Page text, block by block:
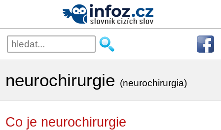
neurochirurgie (neurochirurgia)
Co je neurochirurgie